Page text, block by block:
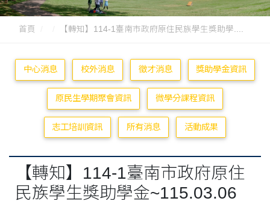
首頁 【轉知】114-1臺南市政府原住民族學生獎助學....
中心消息 校外消息 徵才消息 獎助學金資訊
原民生學期聚會資訊 微學分課程資訊
志工培訓資訊 所有消息 活動成果
【轉知】114-1臺南市政府原住
民族學生獎助學金~115.03.06